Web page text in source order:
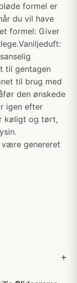
formel er
du vil have
formel: Giver
til gentagen
til brug med
den ønskede
igen efter
køligt og tørt,
være genereret